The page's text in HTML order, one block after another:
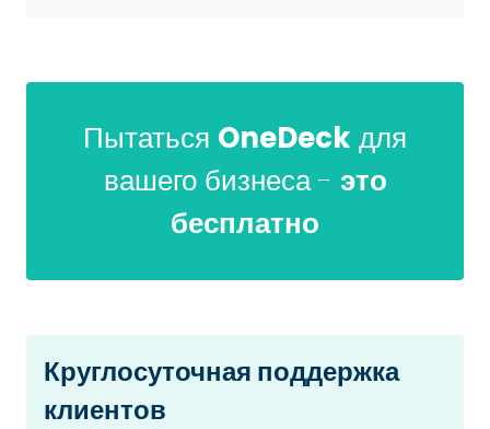
Пытаться OneDeckдля
вашего бизнеса - это
бесплатно
Круглосуточная поддержка
клиентов